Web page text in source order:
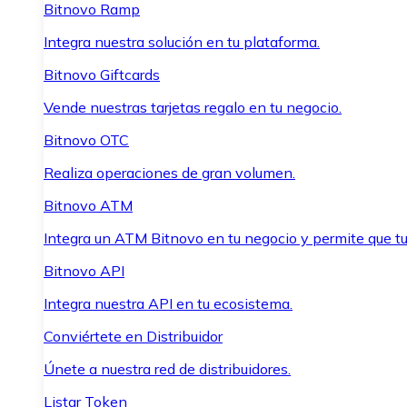
Bitnovo Ramp
Integra nuestra solución en tu plataforma.
Bitnovo Giftcards
Vende nuestras tarjetas regalo en tu negocio.
Bitnovo OTC
Realiza operaciones de gran volumen.
Bitnovo ATM
Integra un ATM Bitnovo en tu negocio y permite que
Bitnovo API
Integra nuestra API en tu ecosistema.
Conviértete en Distribuidor
Únete a nuestra red de distribuidores.
Listar Token